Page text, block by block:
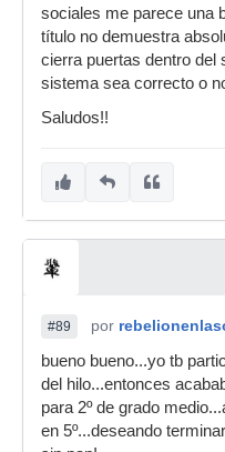
sociales me parece una
título no demuestra
cierra puertas dentro del
sistema sea correcto o
Saludos!!
#89 por
bueno bueno...yo tb
del hilo...entonces
para 2º de grado
en 5º...deseando